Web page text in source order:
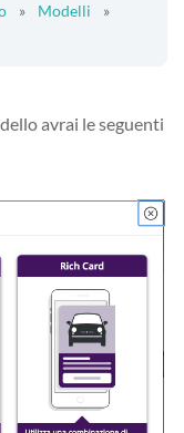
» Modelli
»
avrai le seguenti